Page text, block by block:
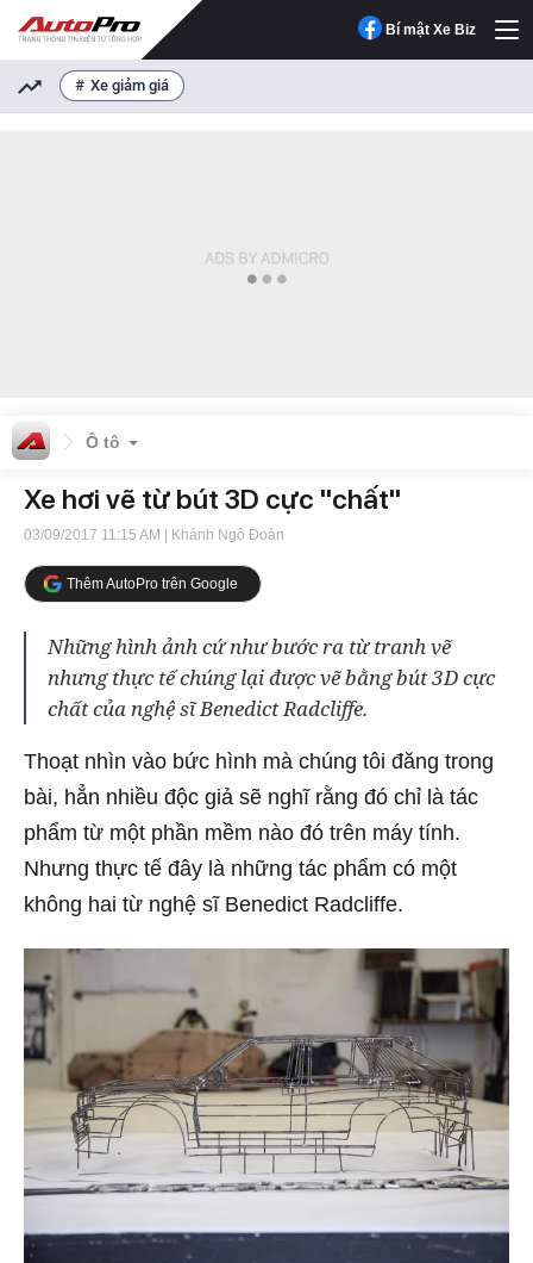
Bí mật Xe Biz
Xe giảm giá
Ô tô
Xe hơi vẽ từ bút 3D cực "chất"
03/09/2017 11:15 AM | Khánh Ngô Đoàn
Thêm AutoPro trên Google
Những hình ảnh cứ như bước ra từ tranh vẽ
nhưng thực tế chúng lại được vẽ bằng bút 3D cực
chất của nghệ sĩ Benedict Radcliffe.
Thoạt nhìn vào bức hình mà chúng tôi đăng trong
bài, hẳn nhiều độc giả sẽ nghĩ rằng đó chỉ là tác
phẩm từ một phần mềm nào đó trên máy tính.
Nhưng thực tế đây là những tác phẩm có một
không hai từ nghệ sĩ Benedict Radcliffe.